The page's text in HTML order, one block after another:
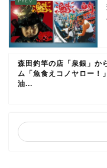
森田釣竿の店「泉銀」か
ム「魚食えコノヤロー！
油...